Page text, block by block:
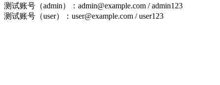
测试账号（admin）：admin@example.com / admin123
测试账号（user）：user@example.com / user123